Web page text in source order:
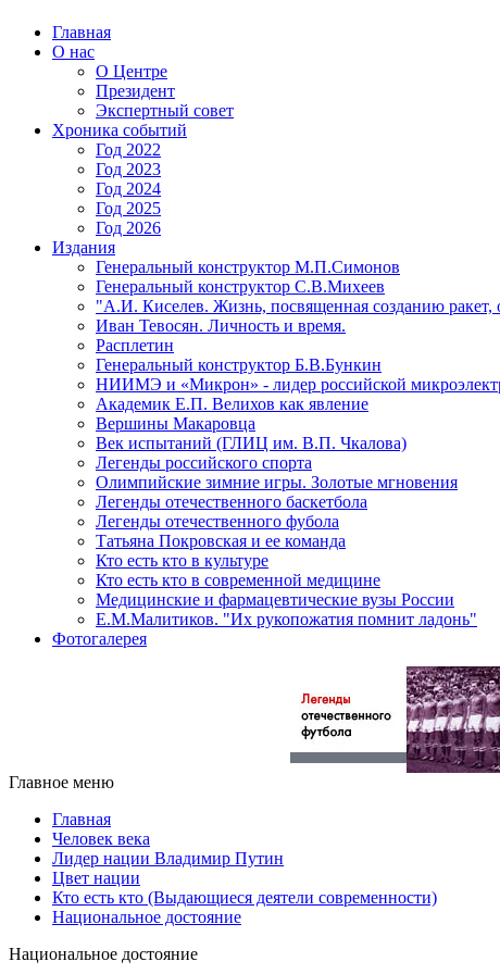
Главная
О нас
О Центре
Президент
Экспертный совет
Хроника событий
Год 2022
Год 2023
Год 2024
Год 2025
Год 2026
Издания
Генеральный конструктор М.П.Симонов
Генеральный конструктор С.В.Михеев
"А.И. Киселев. Жизнь, посвященная созданию ракет,
Иван Тевосян. Личность и время.
Расплетин
Генеральный конструктор Б.В.Бункин
НИИМЭ и «Микрон» - лидер российской
Академик Е.П. Велихов как явление
Вершины Макаровца
Век испытаний (ГЛИЦ им. В.П. Чкалова)
Легенды российского спорта
Олимпийские зимние игры. Золотые мгновения
Легенды отечественного баскетбола
Легенды отечественного фубола
Татьяна Покровская и ее команда
Кто есть кто в культуре
Кто есть кто в современной медицине
Медицинские и фармацевтические вузы России
Е.М.Малитиков. "Их рукопожатия помнит ладонь"
Фотогалерея
Главное меню
Главная
Человек века
Лидер нации Владимир Путин
Цвет нации
Кто есть кто (Выдающиеся деятели современности)
Национальное достояние
Национальное достояние